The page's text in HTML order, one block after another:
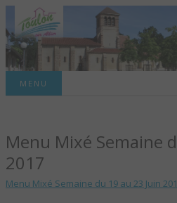
ALLIER
MENU
Menu Mixé Semaine
2017
Menu Mixé Semaine du 19 au 23 Juin